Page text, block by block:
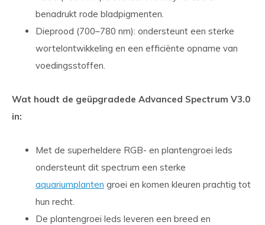
benadrukt rode bladpigmenten.
Dieprood (700–780 nm): ondersteunt een sterke
wortelontwikkeling en een efficiënte opname van
voedingsstoffen.
Wat houdt de geüpgradede Advanced Spectrum V3.0
in:
Met de superheldere RGB- en plantengroei leds
ondersteunt dit spectrum een sterke
aquariumplanten groei en komen kleuren prachtig tot
hun recht.
De plantengroei leds leveren een breed en